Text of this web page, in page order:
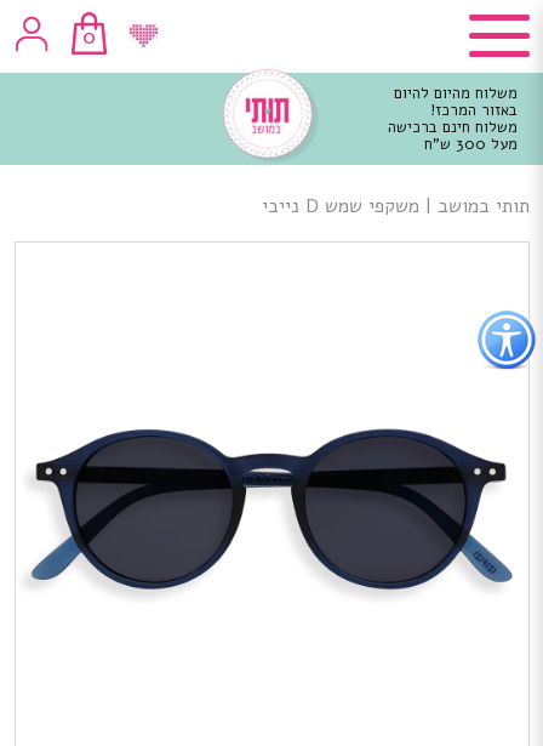
כפתור
לפתיחת
תפריט
נגישות
0
משלוח מהיום להיום
באזור המרכז!
משלוח חינם ברכישה
מעל 300 ש"ח
מרכזי
תותי במושב | משקפי שמש D נייבי